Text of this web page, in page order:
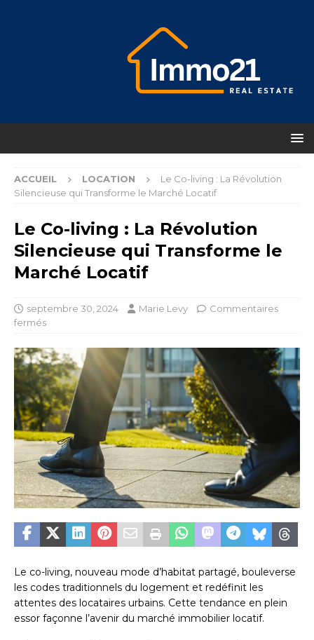
ACCUEIL LOCATION
Le Co-living : La Révolution
Silencieuse qui Transforme le Marché Locatif
Le Co-living : La Révolution
Silencieuse qui Transforme le
Marché Locatif
septembre 30, 2024 Marie Levy
Commentaires
fermés
Le co-living, nouveau mode d’habitat partagé, bouleverse
les codes traditionnels du logement et redéfinit les
attentes des locataires urbains. Cette tendance en plein
essor façonne l’avenir du marché immobilier locatif.